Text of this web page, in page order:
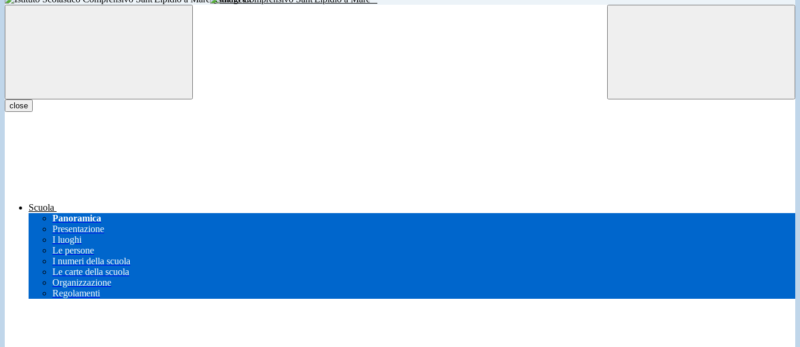
close
Scuola
Panoramica
Presentazione
I luoghi
Le persone
I numeri della scuola
Le carte della scuola
Organizzazione
Regolamenti